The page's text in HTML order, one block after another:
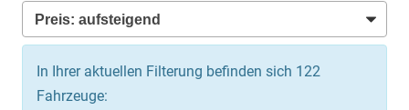
In Ihrer aktuellen Filterung befinden sich 122
Fahrzeuge: